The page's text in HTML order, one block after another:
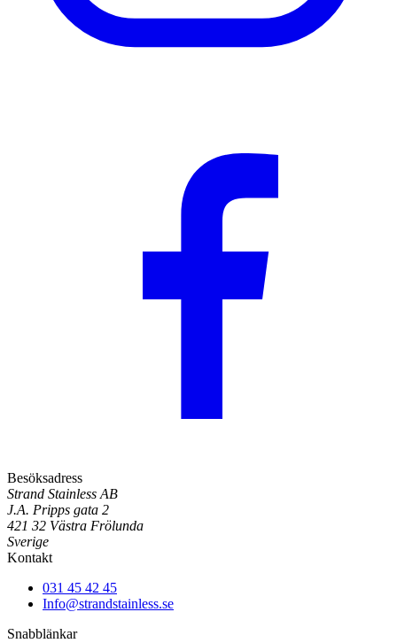
Besöksadress
Strand Stainless AB
J.A. Pripps gata 2
421 32 Västra Frölunda
Sverige
Kontakt
031 45 42 45
Info@strandstainless.se
Snabblänkar